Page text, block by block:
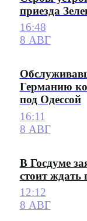
приезда
16:48
8 АВГ
Германию
под Одессой
16:11
8 АВГ
В Госдуме
стоит ждать
12:12
8 АВГ